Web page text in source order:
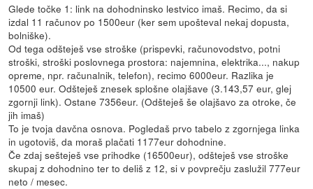
Glede točke 1: link na dohodninsko lestvico imaš. Recimo, da si
izdal 11 računov po 1500eur (ker sem upošteval nekaj dopusta,
bolniške).
Od tega odšteješ vse stroške (prispevki, računovodstvo, potni
stroški, stroški poslovnega prostora: najemnina, elektrika..., nakup
opreme, npr. računalnik, telefon), recimo 6000eur. Razlika je
10500 eur. Odšteješ znesek splošne olajšave (3.143,57 eur, glej
zgornji link). Ostane 7356eur. (Odšteješ še olajšavo za otroke, če
jih imaš)
To je tvoja davčna osnova. Pogledaš prvo tabelo z zgornjega linka
in ugotoviš, da moraš plačati 1177eur dohodnine.
Če zdaj sešteješ vse prihodke (16500eur), odšteješ vse stroške
skupaj z dohodnino ter to deliš z 12, si v povprečju zaslužil 777eur
neto / mesec.